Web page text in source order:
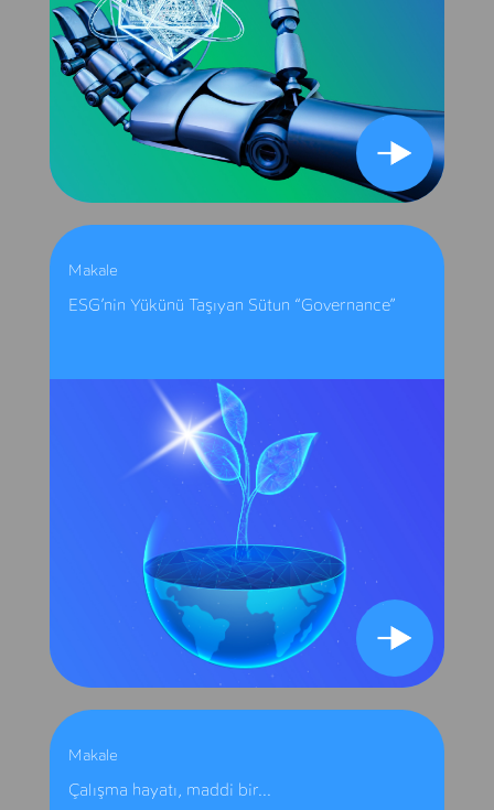
Makale
ESG’nin Yükünü Taşıyan Sütun “Governance”
Makale
Çalışma hayatı, maddi bir...